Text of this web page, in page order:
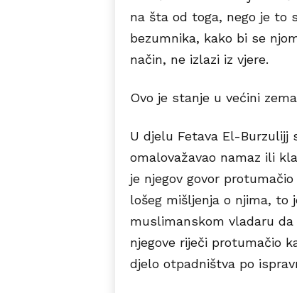
na šta od toga, nego je to
bezumnika, kako bi se
način, ne izlazi iz vjere.
Ovo je stanje u većini
U djelu Fetava El-Burzulijj
omalovažavao namaz ili
je njegov govor
lošeg mišljenja o njima, to
muslimanskom vladaru da
njegove riječi protumačio
djelo otpadništva po